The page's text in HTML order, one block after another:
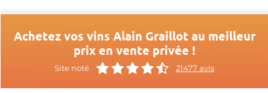
Achetez vos vins Alain Graillot au meilleur
prix en vente privée !
Site noté 21477 avis